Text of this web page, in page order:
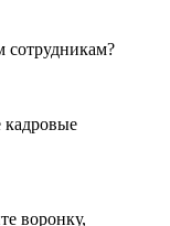
сотрудникам?
кадровые
воронку,